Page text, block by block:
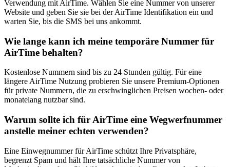
Verwendung mit AirTime. Wählen Sie eine Nummer von unserer
Website und geben Sie sie bei der AirTime Identifikation ein und
warten Sie, bis die SMS bei uns ankommt.
Wie lange kann ich meine temporäre Nummer für
AirTime behalten?
Kostenlose Nummern sind bis zu 24 Stunden gültig. Für eine
längere AirTime Nutzung probieren Sie unsere Premium-Optionen
für private Nummern, die zu erschwinglichen Preisen wochen- oder
monatelang nutzbar sind.
Warum sollte ich für AirTime eine Wegwerfnummer
anstelle meiner echten verwenden?
Eine Einwegnummer für AirTime schützt Ihre Privatsphäre,
begrenzt Spam und hält Ihre tatsächliche Nummer von